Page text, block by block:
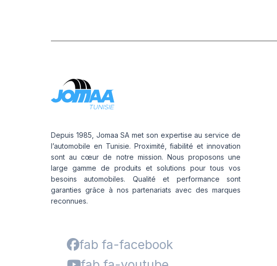
Depuis 1985, Jomaa SA met son expertise au service de
l’automobile en Tunisie. Proximité, fiabilité et innovation
sont au cœur de notre mission. Nous proposons une
large gamme de produits et solutions pour tous vos
besoins automobiles. Qualité et performance sont
garanties grâce à nos partenariats avec des marques
reconnues.
fab fa-facebook